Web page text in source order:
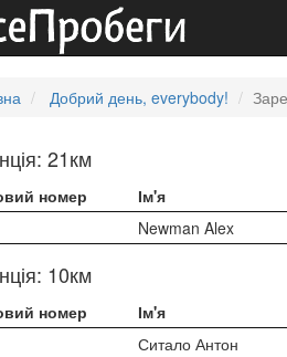
Добрий день, everybody!
21км
номер Ім'я
Newman Alex
10км
номер Ім'я
Ситало Антон